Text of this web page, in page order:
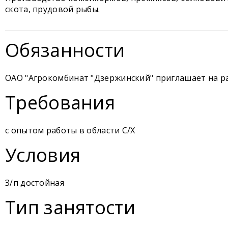
скота, прудовой рыбы.
Обязанности
ОАО "Агрокомбинат "Дзержинский" приглашает на
Требования
с опытом работы в области С/Х
Условия
З/п достойная
Тип занятости